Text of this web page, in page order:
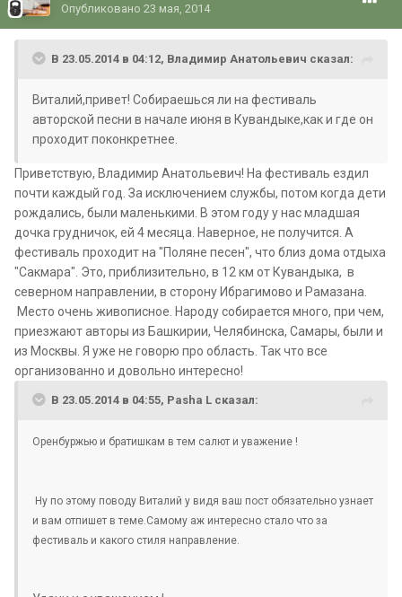
Опубликовано 23 мая, 2014
В 23.05.2014 в 04:12, Владимир Анатольевич сказал:
Виталий,привет! Собираешься ли на фестиваль
авторской песни в начале июня в Кувандыке,как и где он
проходит поконкретнее.
Приветствую, Владимир Анатольевич! На фестиваль ездил
почти каждый год. За исключением службы, потом когда дети
рождались, были маленькими. В этом году у нас младшая
дочка грудничок, ей 4 месяца. Наверное, не получится. А
фестиваль проходит на "Поляне песен", что близ дома отдыха
"Сакмара". Это, приблизительно, в 12 км от Кувандыка, в
северном направлении, в сторону Ибрагимово и Рамазана.
Место очень живописное. Народу собирается много, при чем,
приезжают авторы из Башкирии, Челябинска, Самары, были и
из Москвы. Я уже не говорю про область. Так что все
организованно и довольно интересно!
В 23.05.2014 в 04:55, Pasha L сказал:
Оренбуржью и братишкам в тем салют и уважение !
Ну по этому поводу Виталий у видя ваш пост обязательно узнает
и вам отпишет в теме.Самому аж интересно стало что за
фестиваль и какого стиля направление.